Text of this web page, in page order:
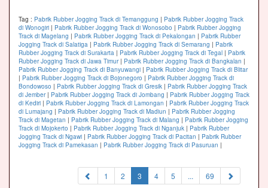
Tag : Pabrik Rubber Jogging Track di Temanggung | Pabrik Rubber Jogging Track
di Wonogiri | Pabrik Rubber Jogging Track di Wonosobo | Pabrik Rubber Jogging
Track di Magelang | Pabrik Rubber Jogging Track di Pekalongan | Pabrik Rubber
Jogging Track di Salatiga | Pabrik Rubber Jogging Track di Semarang | Pabrik
Rubber Jogging Track di Surakarta | Pabrik Rubber Jogging Track di Tegal | Pabrik
Rubber Jogging Track di Jawa Timur| Pabrik Rubber Jogging Track di Bangkalan |
Pabrik Rubber Jogging Track di Banyuwangi | Pabrik Rubber Jogging Track di Blitar
| Pabrik Rubber Jogging Track di Bojonegoro | Pabrik Rubber Jogging Track di
Bondowoso | Pabrik Rubber Jogging Track di Gresik | Pabrik Rubber Jogging Track
di Jember| Pabrik Rubber Jogging Track di Jombang | Pabrik Rubber Jogging Track
di Kediri | Pabrik Rubber Jogging Track di Lamongan | Pabrik Rubber Jogging Track
di Lumajang | Pabrik Rubber Jogging Track di Madiun | Pabrik Rubber Jogging
Track di Magetan | Pabrik Rubber Jogging Track di Malang | Pabrik Rubber Jogging
Track di Mojokerto | Pabrik Rubber Jogging Track di Nganjuk | Pabrik Rubber
Jogging Track di Ngawi | Pabrik Rubber Jogging Track di Pacitan | Pabrik Rubber
Jogging Track di Pamekasan | Pabrik Rubber Jogging Track di Pasuruan |
1 2 3 (current)
4 5 ... 69